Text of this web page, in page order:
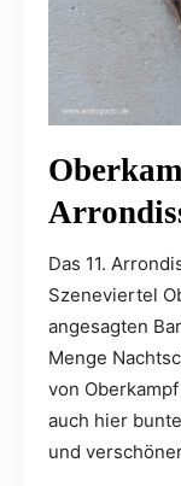
Das 11.
Szeneviertel
angesagten
Menge
von
auch hier
und